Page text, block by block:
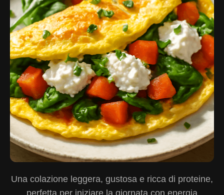
Una colazione leggera, gustosa e ricca di proteine,
perfetta per iniziare la giornata con energia